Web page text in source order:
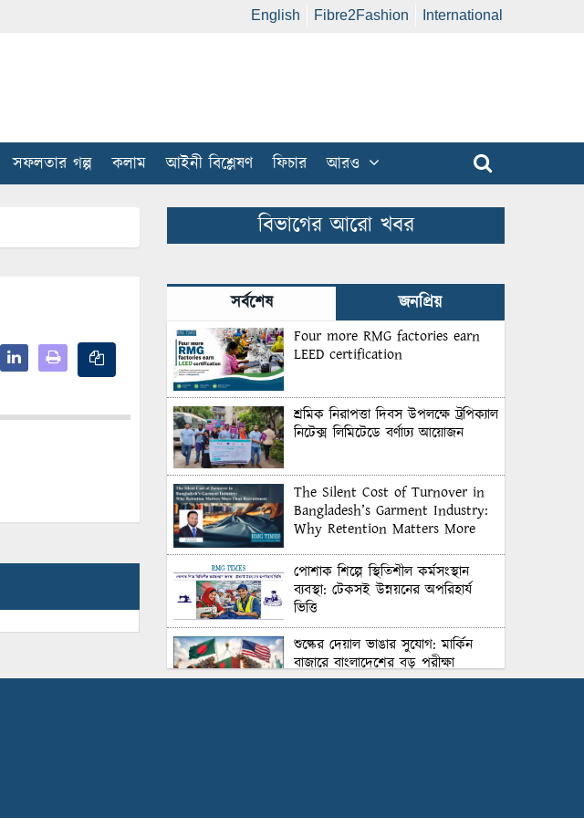
English Fibre2Fashion International
সফলতার গল্প কলাম আইনী বিশ্লেষণ ফিচার আরও
বিভাগের আরো খবর
সর্বশেষ জনপ্রিয়
Four more RMG factories earn
LEED certification
শ্রমিক নিরাপত্তা দিবস উপলক্ষে ট্রপিক্যাল
নিটেক্স লিমিটেডে বর্ণাঢ্য আয়োজন
The Silent Cost of Turnover in
Bangladesh’s Garment Industry:
Why Retention Matters More
পোশাক শিল্পে স্থিতিশীল কর্মসংস্থান
ব্যবস্থা: টেকসই উন্নয়নের অপরিহার্য
ভিত্তি
শুল্কের দেয়াল ভাঙার সুযোগ: মার্কিন
বাজারে বাংলাদেশের বড় পরীক্ষা